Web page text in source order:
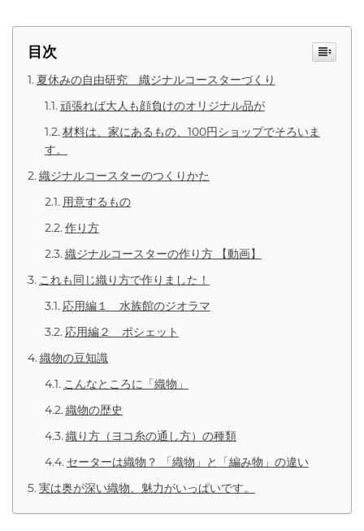
目次
夏休みの自由研究 織ジナルコースターづくり
頑張れば大人も顔負けのオリジナル品が
材料は、家にあるもの、100円ショップでそろいま
す。
織ジナルコースターのつくりかた
用意するもの
作り方
織ジナルコースターの作り方 【動画】
これも同じ織り方で作りました！
応用編１ 水族館のジオラマ
応用編２ ポシェット
織物の豆知識
こんなところに「織物」
織物の歴史
織り方（ヨコ糸の通し方）の種類
セーターは織物？ 「織物」と「編み物」の違い
実は奥が深い織物、魅力がいっぱいです。